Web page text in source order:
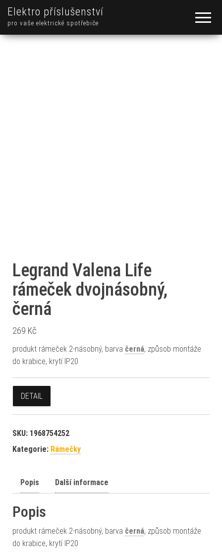
Elektro příslušenství
pro vaše elektrické spotřebiče
Legrand Valena Life
rámeček dvojnásobný,
černá
269 Kč
produkt rámeček 2-násobný, barva černá, způsob montáže
do krabice, krytí IP20
DETAIL
SKU: 1968754252
Kategorie: Rámečky
Popis Další informace
Popis
produkt rámeček 2-násobný, barva černá, způsob montáže
do krabice, krytí IP20